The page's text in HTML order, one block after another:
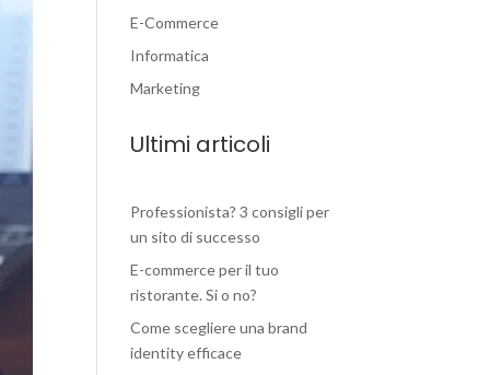
E-Commerce
Informatica
Marketing
Ultimi articoli
Professionista? 3 consigli per
un sito di successo
E-commerce per il tuo
ristorante. Si o no?
Come scegliere una brand
identity efficace